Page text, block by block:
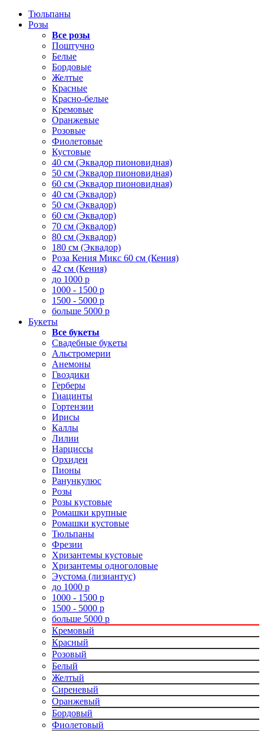
Тюльпаны
Розы
Все розы
Поштучно
Белые
Бордовые
Желтые
Красные
Красно-белые
Кремовые
Оранжевые
Розовые
Фиолетовые
Кустовые
40 см (Эквадор пионовидная)
50 см (Эквадор пионовидная)
60 см (Эквадор пионовидная)
40 см (Эквадор)
50 см (Эквадор)
60 см (Эквадор)
70 см (Эквадор)
80 см (Эквадор)
180 см (Эквадор)
Роза Кения Микс 60 см (Кения)
42 см (Кения)
до 1000 р
1000 - 1500 р
1500 - 5000 р
больше 5000 р
Букеты
Все букеты
Свадебные букеты
Альстромерии
Анемоны
Гвоздики
Герберы
Гиацинты
Гортензии
Ирисы
Каллы
Лилии
Нарциссы
Орхидеи
Пионы
Ранункулюс
Розы
Розы кустовые
Ромашки крупные
Ромашки кустовые
Тюльпаны
Фрезии
Хризантемы кустовые
Хризантемы одноголовые
Эустома (лизиантус)
до 1000 р
1000 - 1500 р
1500 - 5000 р
больше 5000 р
Кремовый
Красный
Розовый
Белый
Желтый
Сиреневый
Оранжевый
Бордовый
Фиолетовый